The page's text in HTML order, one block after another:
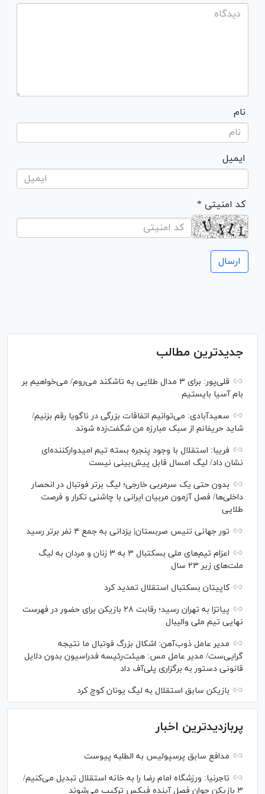
نام
ایمیل
* کد امنیتی
جدیدترین مطالب
قلی‌پور: برای ۳ مدال طلایی به تاشکند می‌روم/ می‌خواهیم بر
بام آسیا بایستیم
سعیدآبادی: می‌توانیم اتفاقات بزرگی در ناگویا رقم بزنیم/
شاید حریفانم از سبک مبارزه من شگفت‌زده شوند
فریبا: استقلال با وجود پنجره بسته تیم امیدوارکننده‌ای
نشان داد/ لیگ امسال قابل پیش‌بینی نیست
بدون حتی یک سرمربی خارجی؛ لیگ برتر فوتبال در انحصار
داخلی‌ها/ فصل آزمون مربیان ایرانی با چاشنی تکرار و فرصت
طلایی
تور جهانی تنیس صربستان| یزدانی به جمع ۴ نفر برتر رسید
اعزام تیم‌های ملی بسکتبال ۳ به ۳ زنان و مردان به لیگ
ملت‌های زیر ۲۳ سال
کاپیتان بسکتبال استقلال تمدید کرد
پیاتزا به تهران رسید؛ رقابت ۲۸ بازیکن برای حضور در فهرست
نهایی تیم ملی والیبال
مدیر عامل ذوب‌آهن: اشکال بزرگ فوتبال ما نتیجه
گرایی‌ست/ مدیر عامل مس: هیئت‌رئیسه فدراسیون بدون دلایل
قانونی دستور به برگزاری پلی‌آف داد
بازیکن سابق استقلال به لیگ یونان کوچ کرد
پربازدیدترین اخبار
مدافع سابق پرسپولیس به الطلبه پیوست
تاجرنیا: ورزشگاه امام رضا را به خانه استقلال تبدیل می‌کنیم/
۳ بازیکن جوان فصل آینده فیکس ترکیب می‌شوند